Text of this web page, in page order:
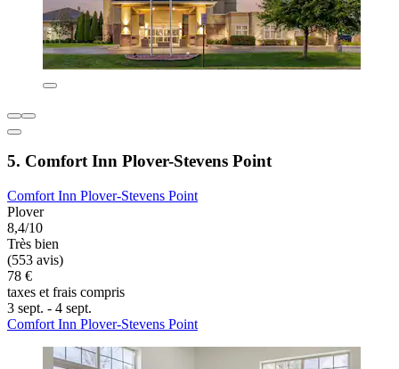
5. Comfort Inn Plover-Stevens Point
Comfort Inn Plover-Stevens Point
Plover
8,4/10
Très bien
(553 avis)
78 €
taxes et frais compris
3 sept. - 4 sept.
Comfort Inn Plover-Stevens Point